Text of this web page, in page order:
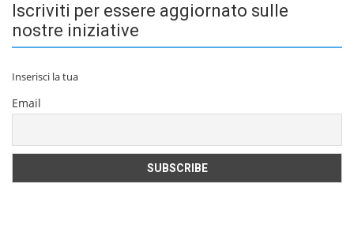
Iscriviti per essere aggiornato sulle
nostre iniziative
Inserisci la tua
Email